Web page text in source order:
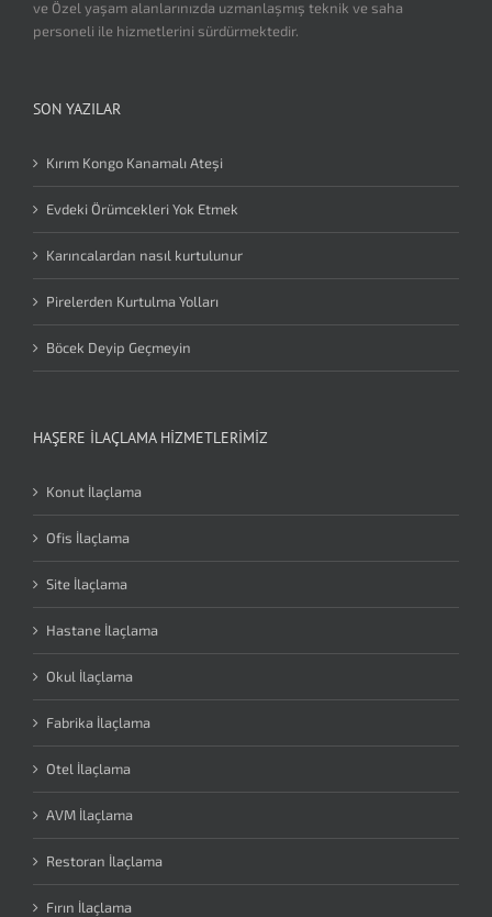
ve Özel yaşam alanlarınızda uzmanlaşmış teknik ve saha
personeli ile hizmetlerini sürdürmektedir.
SON YAZILAR
Kırım Kongo Kanamalı Ateşi
Evdeki Örümcekleri Yok Etmek
Karıncalardan nasıl kurtulunur
Pirelerden Kurtulma Yolları
Böcek Deyip Geçmeyin
HAŞERE İLAÇLAMA HIZMETLERIMIZ
Konut İlaçlama
Ofis İlaçlama
Site İlaçlama
Hastane İlaçlama
Okul İlaçlama
Fabrika İlaçlama
Otel İlaçlama
AVM İlaçlama
Restoran İlaçlama
Fırın İlaçlama